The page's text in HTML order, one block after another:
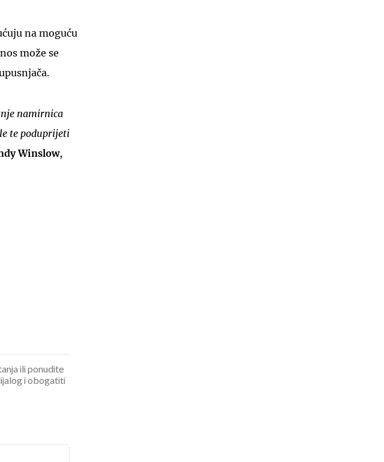
na moguću
može se
namirnica
te poduprijeti
Winslow,
ili ponudite
i obogatiti